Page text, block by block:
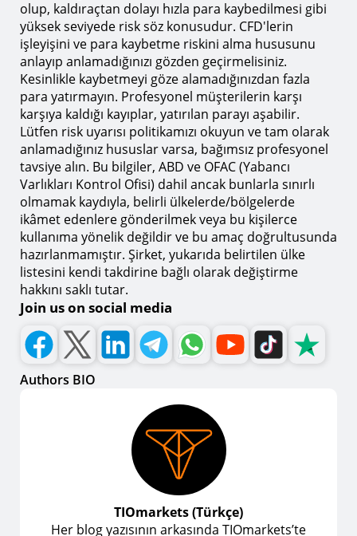
olup, kaldıraçtan dolayı hızla para kaybedilmesi gibi
yüksek seviyede risk söz konusudur. CFD'lerin
işleyişini ve para kaybetme riskini alma hususunu
anlayıp anlamadığınızı gözden geçirmelisiniz.
Kesinlikle kaybetmeyi göze alamadığınızdan fazla
para yatırmayın. Profesyonel müşterilerin karşı
karşıya kaldığı kayıplar, yatırılan parayı aşabilir.
Lütfen risk uyarısı politikamızı okuyun ve tam olarak
anlamadığınız hususlar varsa, bağımsız profesyonel
tavsiye alın. Bu bilgiler, ABD ve OFAC (Yabancı
Varlıkları Kontrol Ofisi) dahil ancak bunlarla sınırlı
olmamak kaydıyla, belirli ülkelerde/bölgelerde
ikâmet edenlere gönderilmek veya bu kişilerce
kullanıma yönelik değildir ve bu amaç doğrultusunda
hazırlanmamıştır. Şirket, yukarıda belirtilen ülke
listesini kendi takdirine bağlı olarak değiştirme
hakkını saklı tutar.
Join us on social media
Authors BIO
TIOmarkets (Türkçe)
Her blog yazısının arkasında TIOmarkets’te